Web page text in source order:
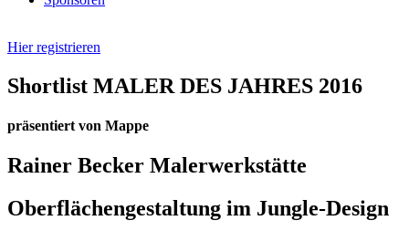
Hier registrieren
Shortlist MALER DES JAHRES 2016
präsentiert von Mappe
Rainer Becker Malerwerkstätte
Oberflächengestaltung im Jungle-Design